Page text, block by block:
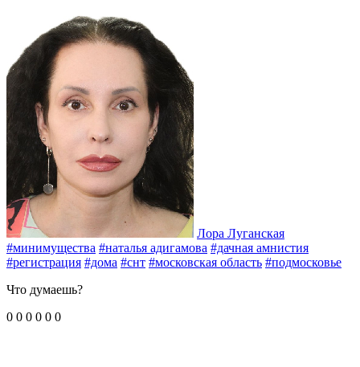
Лора Луганская
#минимущества #наталья адигамова #дачная амнистия
#регистрация #дома #снт #московская область #подмосковье
Что думаешь?
0 0 0 0 0 0